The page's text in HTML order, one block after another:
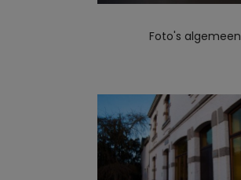
Foto's algemeen